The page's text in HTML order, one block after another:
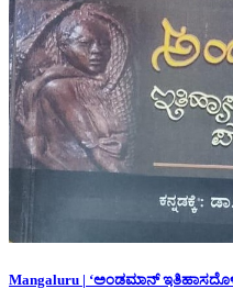
Mangaluru | ‘ಅಂಡಮಾನ್